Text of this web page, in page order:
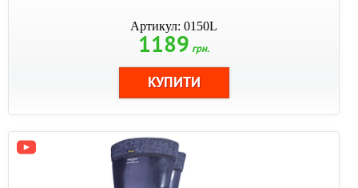
Артикул: 0150L
1189 грн.